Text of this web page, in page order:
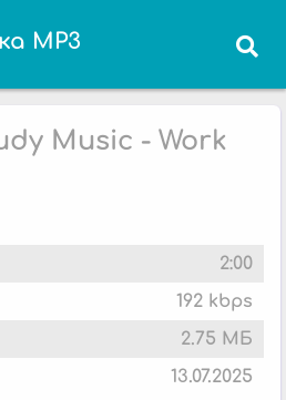
MP3
Music - Work
2:00
192 kbps
2.75 МБ
13.07.2025